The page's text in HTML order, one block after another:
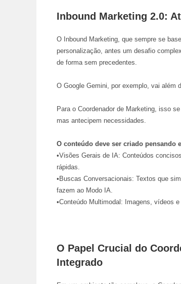
Inbound Marketing 2.0:
O Inbound Marketing, que sempre se
personalização, antes um desafio
de forma sem precedentes.
O Google Gemini, por exemplo, vai além
Para o Coordenador de Marketing, isso
mas antecipem necessidades.
O conteúdo deve ser criado pensando
•Visões Gerais de IA: Conteúdos
rápidas.
• Buscas Conversacionais: Textos que
fazem ao Modo IA.
•Conteúdo Multimodal: Imagens, vídeos
O Papel Crucial do
Integrado